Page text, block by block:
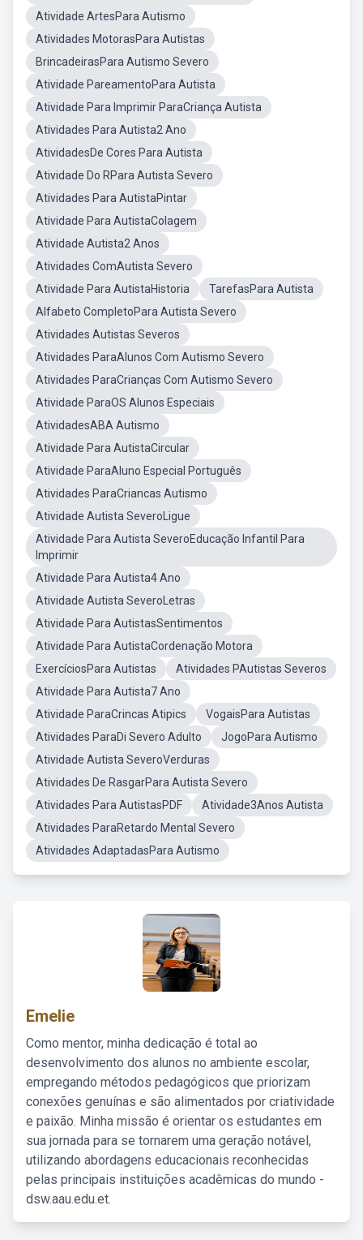
Atividade ArtesPara Autismo
Atividades MotorasPara Autistas
BrincadeirasPara Autismo Severo
Atividade PareamentoPara Autista
Atividade Para Imprimir ParaCriança Autista
Atividades Para Autista2 Ano
AtividadesDe Cores Para Autista
Atividade Do RPara Autista Severo
Atividades Para AutistaPintar
Atividade Para AutistaColagem
Atividade Autista2 Anos
Atividades ComAutista Severo
Atividade Para AutistaHistoria
TarefasPara Autista
Alfabeto CompletoPara Autista Severo
Atividades Autistas Severos
Atividades ParaAlunos Com Autismo Severo
Atividades ParaCrianças Com Autismo Severo
Atividade ParaOS Alunos Especiais
AtividadesABA Autismo
Atividade Para AutistaCircular
Atividade ParaAluno Especial Português
Atividades ParaCriancas Autismo
Atividade Autista SeveroLigue
Atividade Para Autista SeveroEducação Infantil Para
Imprimir
Atividade Para Autista4 Ano
Atividade Autista SeveroLetras
Atividade Para AutistasSentimentos
Atividade Para AutistaCordenação Motora
ExercíciosPara Autistas
Atividades PAutistas Severos
Atividade Para Autista7 Ano
Atividade ParaCrincas Atipics
VogaisPara Autistas
Atividades ParaDi Severo Adulto
JogoPara Autismo
Atividade Autista SeveroVerduras
Atividades De RasgarPara Autista Severo
Atividades Para AutistasPDF
Atividade3Anos Autista
Atividades ParaRetardo Mental Severo
Atividades AdaptadasPara Autismo
Emelie
Como mentor, minha dedicação é total ao
desenvolvimento dos alunos no ambiente escolar,
empregando métodos pedagógicos que priorizam
conexões genuínas e são alimentados por criatividade
e paixão. Minha missão é orientar os estudantes em
sua jornada para se tornarem uma geração notável,
utilizando abordagens educacionais reconhecidas
pelas principais instituições acadêmicas do mundo -
dsw.aau.edu.et.